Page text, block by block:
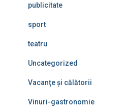
publicitate
sport
teatru
Uncategorized
Vacanţe şi călătorii
Vinuri-gastronomie